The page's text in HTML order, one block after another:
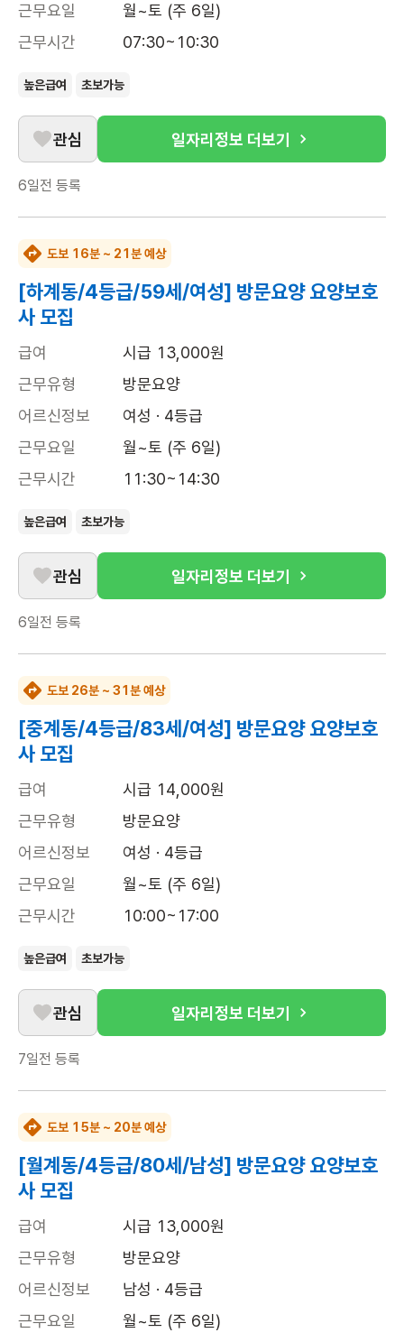
근무요일
월~토 (주 6일)
근무시간
07:30~10:30
높은급여 초보가능
관심 일자리정보 더보기
6일전 등록
도보 16분 ~ 21분 예상
[하계동/4등급/59세/여성] 방문요양 요양보호
사 모집
급여
시급 13,000원
근무유형
방문요양
어르신정보
여성 · 4등급
근무요일
월~토 (주 6일)
근무시간
11:30~14:30
높은급여 초보가능
관심 일자리정보 더보기
6일전 등록
도보 26분 ~ 31분 예상
[중계동/4등급/83세/여성] 방문요양 요양보호
사 모집
급여
시급 14,000원
근무유형
방문요양
어르신정보
여성 · 4등급
근무요일
월~토 (주 6일)
근무시간
10:00~17:00
높은급여 초보가능
관심 일자리정보 더보기
7일전 등록
도보 15분 ~ 20분 예상
[월계동/4등급/80세/남성] 방문요양 요양보호
사 모집
급여
시급 13,000원
근무유형
방문요양
어르신정보
남성 · 4등급
근무요일
월~토 (주 6일)